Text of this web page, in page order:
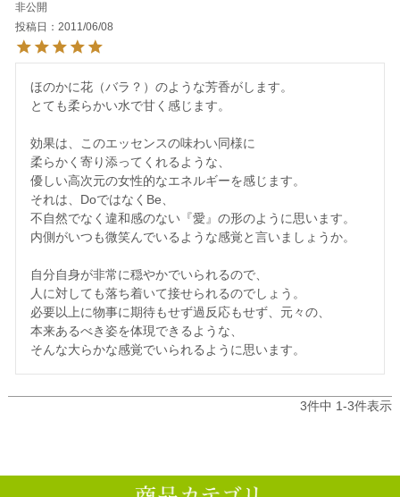
非公開
投稿日
2011/06/08
ほのかに花（バラ？）のような芳香がします。
とても柔らかい水で甘く感じます。
効果は、このエッセンスの味わい同様に
柔らかく寄り添ってくれるような、
優しい高次元の女性的なエネルギーを感じます。
それは、DoではなくBe、
不自然でなく違和感のない『愛』の形のように思います。
内側がいつも微笑んでいるような感覚と言いましょうか。
自分自身が非常に穏やかでいられるので、
人に対しても落ち着いて接せられるのでしょう。
必要以上に物事に期待もせず過反応もせず、元々の、
本来あるべき姿を体現できるような、
3件中 1-3件表示